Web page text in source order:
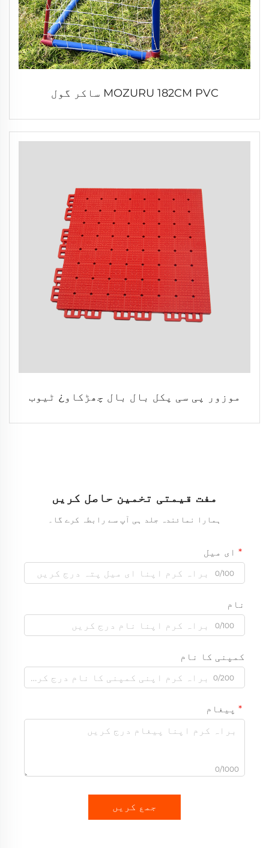
MOZURU 182CM PVC ساکر گول
موزور پی سی پکل بال بال چھڑکاو¿ ٹیوب
مفت قیمتی تخمین حاصل کریں
ہمارا نمائندہ جلد ہی آپ سے رابطہ کرے گا۔
ای میل
0/100
نام
0/100
کمپنی کا نام
0/200
پیغام
0/1000
جمع کریں